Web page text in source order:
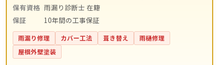
保有資格 雨漏り診断士 在籍
保証
10年間の工事保証
雨漏り修理 カバー工法 葺き替え
雨樋修理
屋根外壁塗装